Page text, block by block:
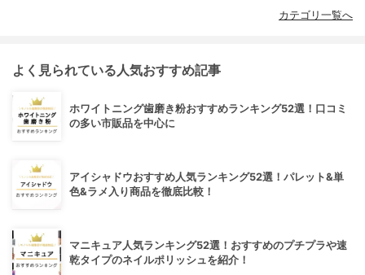
カテゴリ一覧へ
よく見られている人気おすすめ記事
ホワイトニング歯磨き粉おすすめランキング52選！口コミ
の多い市販品を中心に
アイシャドウおすすめ人気ランキング52選！パレット&単
色&ラメ入り商品を徹底比較！
マニキュア人気ランキング52選！おすすめのプチプラや速
乾タイプのネイルポリッシュを紹介！